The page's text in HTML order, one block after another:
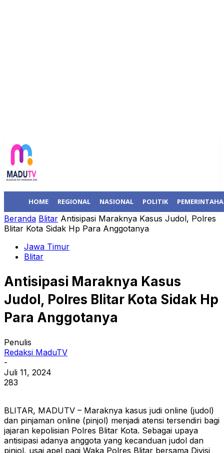
HOME REGIONAL NASIONAL POLITIK
Beranda Blitar Antisipasi Maraknya Kasus Judol, Polres
Blitar Kota Sidak Hp Para Anggotanya
Jawa Timur
Blitar
Antisipasi Maraknya Kasus
Judol, Polres Blitar Kota Sidak Hp
Para Anggotanya
Penulis
Redaksi MaduTV
-
Juli 11, 2024
283
BLITAR, MADUTV – Maraknya kasus judi online (judol)
dan pinjaman online (pinjol) menjadi atensi tersendiri bagi
jajaran kepolisian Polres Blitar Kota. Sebagai upaya
antisipasi adanya anggota yang kecanduan judol dan
pinjol, usai apel pagi Waka Polres Blitar bersama Divisi